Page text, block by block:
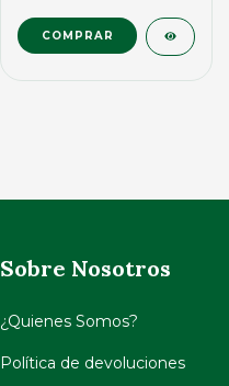
Sobre Nosotros
¿Quienes Somos?
Política de devoluciones